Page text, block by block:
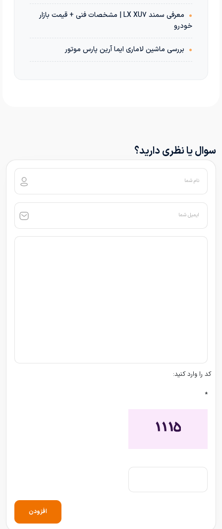
•
معرفی سمند LX XU7 | مشخصات فنی + قیمت بازار
خودرو
• بررسی ماشین لاماری ایما آرین پارس موتور
سوال یا نظری دارید؟
نام شما
ایمیل شما
کد را وارد کنید:
*
افزودن